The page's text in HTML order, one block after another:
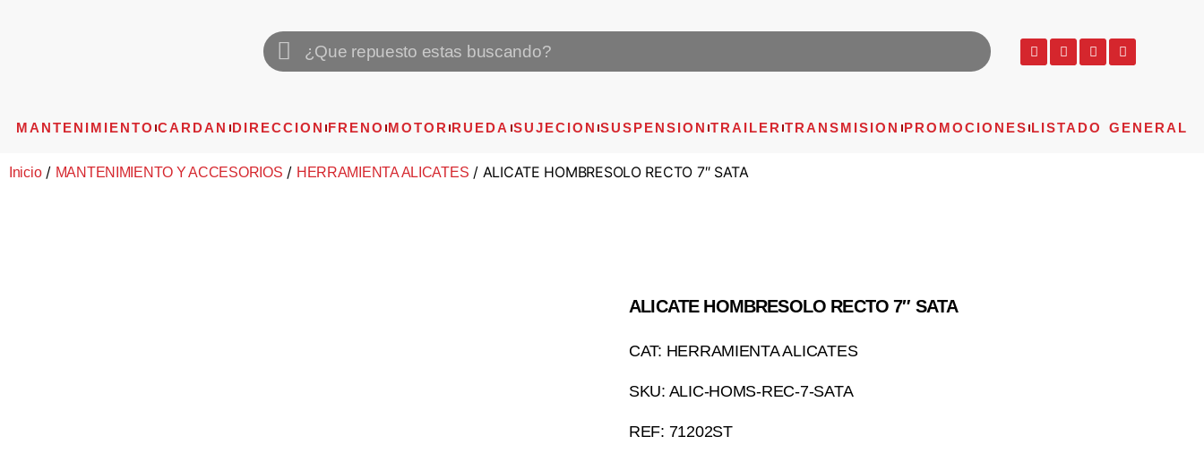
MANTENIMIENTO CARDAN DIRECCION FRENO MOTOR RUEDA SUJECION SUSPENSION TRAILER TRANSMISION PROMOCIONES LISTADO GENERAL
Inicio/ MANTENIMIENTO Y ACCESORIOS / HERRAMIENTA ALICATES / ALICATE HOMBRESOLO RECTO 7″ SATA
ALICATE HOMBRESOLO RECTO 7″ SATA
CAT: HERRAMIENTA ALICATES
SKU: ALIC-HOMS-REC-7-SATA
REF: 71202ST